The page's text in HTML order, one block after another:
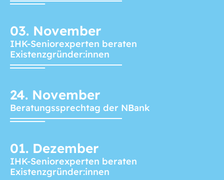
03. November
IHK-Seniorexperten beraten
Existenzgründer:innen
24. November
Beratungssprechtag der NBank
01. Dezember
IHK-Seniorexperten beraten
Existenzgründer:innen